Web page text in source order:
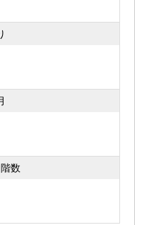
ですね！
エリアです◎
なので、お子様の通学も
数